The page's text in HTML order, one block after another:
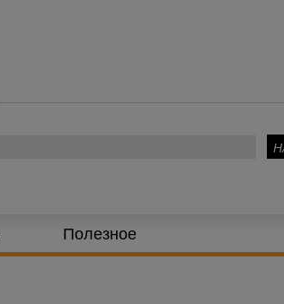
Полезное